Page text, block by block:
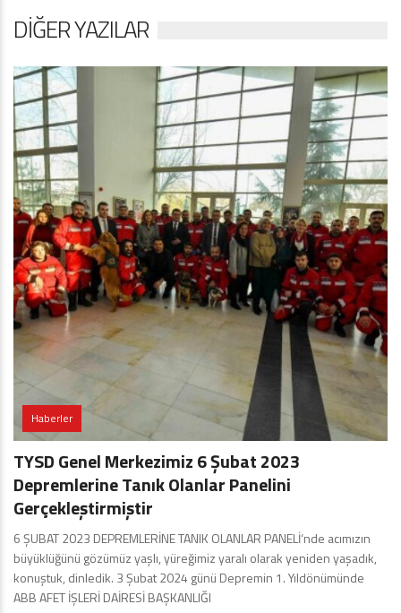
DIĞER YAZILAR
Haberler
TYSD Genel Merkezimiz 6 Şubat 2023
Depremlerine Tanık Olanlar Panelini
Gerçekleştirmiştir
6 ŞUBAT 2023 DEPREMLERİNE TANIK OLANLAR PANELİ‘nde acımızın
büyüklüğünü gözümüz yaşlı, yüreğimiz yaralı olarak yeniden yaşadık,
konuştuk, dinledik. 3 Şubat 2024 günü Depremin 1. Yıldönümünde
ABB AFET İŞLERİ DAİRESİ BAŞKANLIĞI